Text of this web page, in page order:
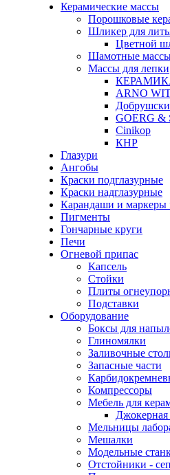
Керамические массы
Порошковые
Шликер для
Цветной
Шамотные
Массы для лепки
ARNO
GOERG &
Cinikop
КНР
Глазури
Ангобы
Краски подглазурные
Краски надглазурные
Карандаши и маркеры
Пигменты
Гончарные круги
Печи
Огневой припас
Капсель
Стойки
Плиты
Подставки
Оборудование
Боксы для
Глиномялки
Заливочные
Запасные части
Компрессоры
Мебель для
Джокерная
Мельницы
Мешалки
Модельные
Отстойники -